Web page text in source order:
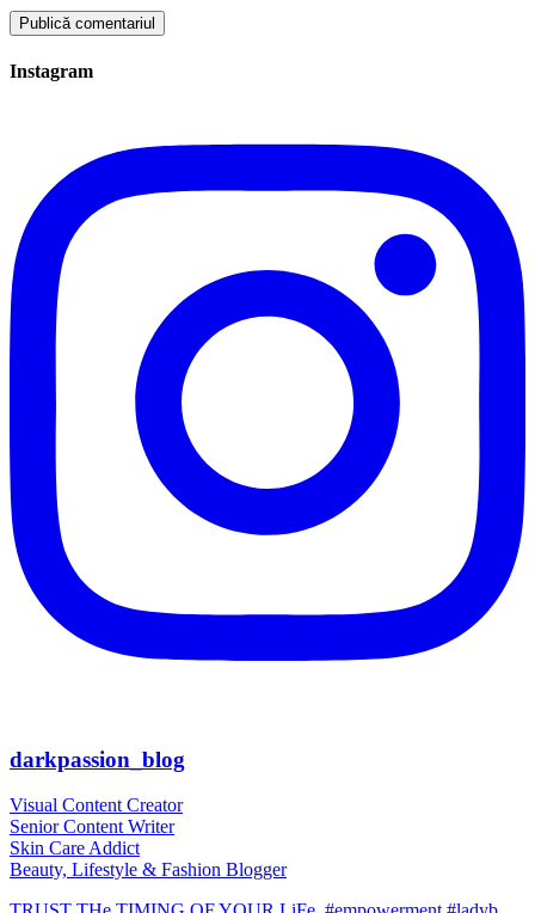
Instagram
darkpassion_blog
Visual Content Creator
Senior Content Writer
Skin Care Addict
Beauty, Lifestyle & Fashion Blogger